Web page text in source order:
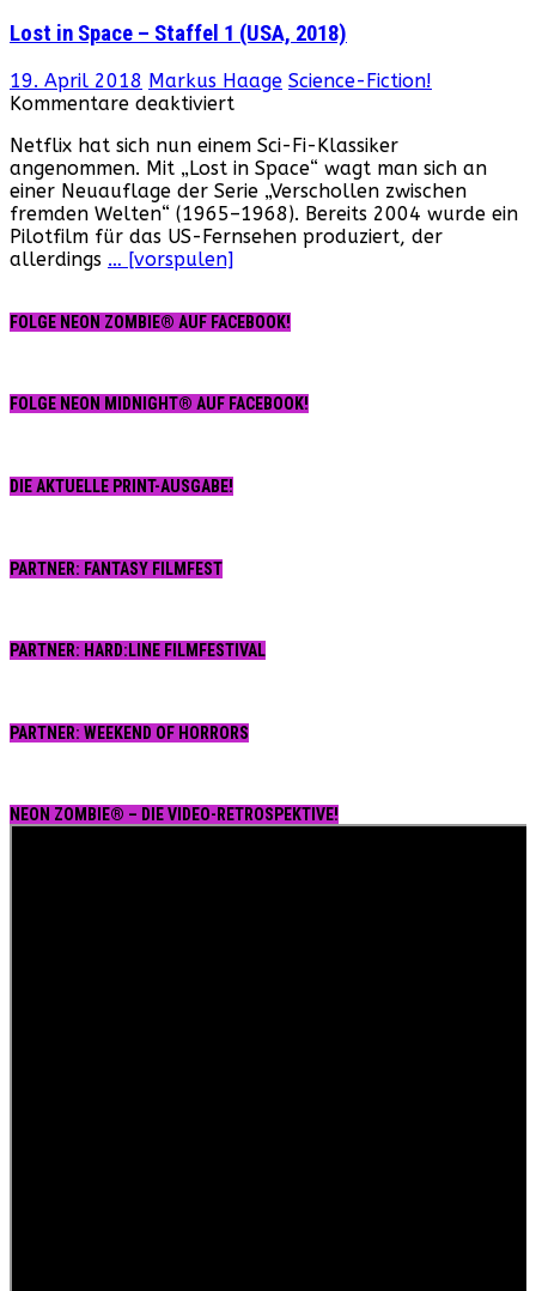
Lost in Space – Staffel 1 (USA, 2018)
19. April 2018 Markus Haage Science-Fiction!
Kommentare deaktiviertfür
in
Space
–
Staffel
1
Netflix hat sich nun einem Sci-Fi-Klassiker
angenommen. Mit „Lost in Space“ wagt man sich an
einer Neuauflage der Serie „Verschollen zwischen
fremden Welten“ (1965–1968). Bereits 2004 wurde ein
Pilotfilm für das US-Fernsehen produziert, der
allerdings … [vorspulen]
FOLGE NEON ZOMBIE® AUF FACEBOOK!
FOLGE NEON MIDNIGHT® AUF FACEBOOK!
DIE AKTUELLE PRINT-AUSGABE!
PARTNER: FANTASY FILMFEST
PARTNER: HARD:LINE FILMFESTIVAL
PARTNER: WEEKEND OF HORRORS
NEON ZOMBIE® – DIE VIDEO-RETROSPEKTIVE!